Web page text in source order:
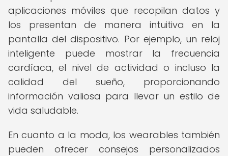
aplicaciones móviles que recopilan datos y
los presentan de manera intuitiva en la
pantalla del dispositivo. Por ejemplo, un reloj
inteligente puede mostrar la frecuencia
cardíaca, el nivel de actividad o incluso la
calidad del sueño, proporcionando
información valiosa para llevar un estilo de
vida saludable.
En cuanto a la moda, los wearables también
pueden ofrecer consejos personalizados